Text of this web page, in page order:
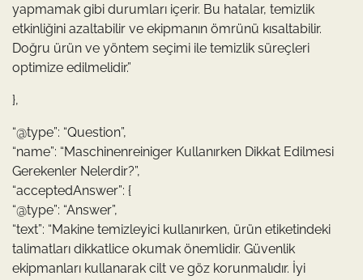
yapmamak gibi durumları içerir. Bu hatalar, temizlik
etkinliğini azaltabilir ve ekipmanın ömrünü kısaltabilir.
Doğru ürün ve yöntem seçimi ile temizlik süreçleri
optimize edilmelidir.”
},
“@type”: “Question”,
“name”: “Maschinenreiniger Kullanırken Dikkat Edilmesi
Gerekenler Nelerdir?”,
“acceptedAnswer”: {
“@type”: “Answer”,
“text”: “Makine temizleyici kullanırken, ürün etiketindeki
talimatları dikkatlice okumak önemlidir. Güvenlik
ekipmanları kullanarak cilt ve göz korunmalıdır. İyi